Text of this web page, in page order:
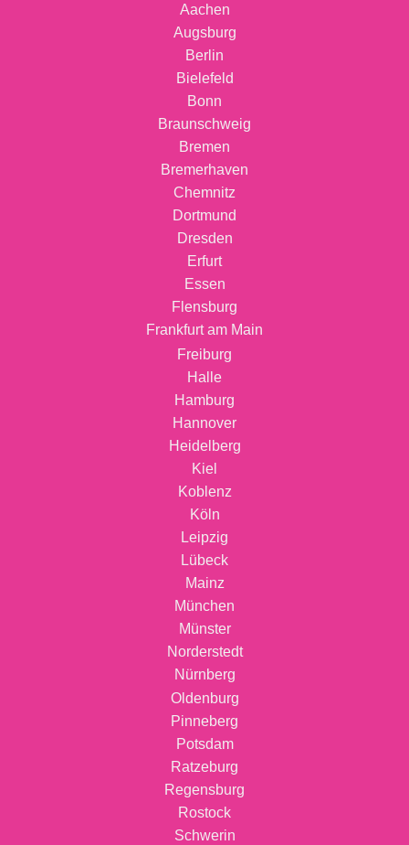
Aachen
Augsburg
Berlin
Bielefeld
Bonn
Braunschweig
Bremen
Bremerhaven
Chemnitz
Dortmund
Dresden
Erfurt
Essen
Flensburg
Frankfurt am Main
Freiburg
Halle
Hamburg
Hannover
Heidelberg
Kiel
Koblenz
Köln
Leipzig
Lübeck
Mainz
München
Münster
Norderstedt
Nürnberg
Oldenburg
Pinneberg
Potsdam
Ratzeburg
Regensburg
Rostock
Schwerin